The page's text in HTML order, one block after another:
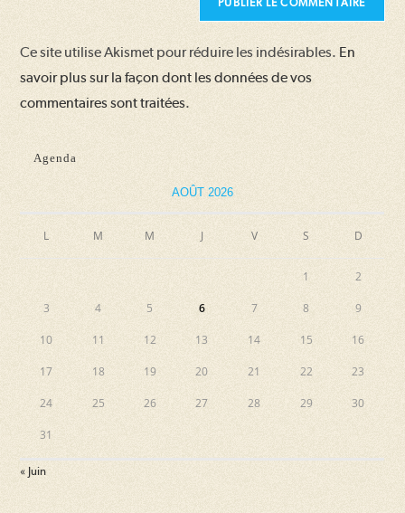
(facultatif)
Ce site utilise Akismet pour réduire les indésirables. En
savoir plus sur la façon dont les données de vos
commentaires sont traitées.
Agenda
AOÛT 2026
L M M J V S D
1 2
3 4 5 6 7 8 9
10 11 12 13 14 15 16
17 18 19 20 21 22 23
24 25 26 27 28 29 30
31
« Juin